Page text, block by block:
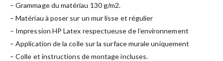
– Grammage du matériau 130 g/m2.
– Matériau à poser sur un mur lisse et régulier
– Impression HP Latex respectueuse de l’environnement
– Application de la colle sur la surface murale uniquement
– Colle et instructions de montage incluses.